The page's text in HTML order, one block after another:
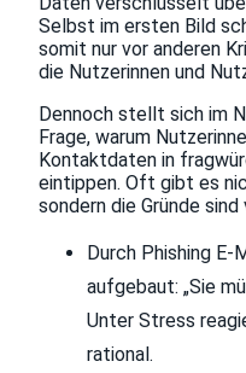
Selbst im ersten Bild
somit nur vor anderen
die Nutzerinnen und
Dennoch stellt sich im
Frage, warum
Kontaktdaten in
eintippen. Oft gibt es
sondern die Gründe
Durch Phishing E-
aufgebaut: „Sie
Unter Stress
rational.